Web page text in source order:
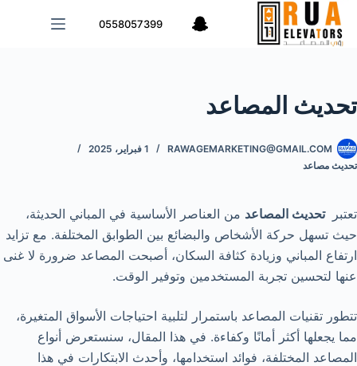
التجاوز
إلى
المحتوى
0558057399
تحديث المصاعد
RAWAGEMARKETING@GMAIL.COM
1 فبراير، 2025
تحديث مصاعد
تعتبر تحديث المصاعد من العناصر الأساسية في المباني الحديثة،
حيث تسهل حركة الأشخاص والبضائع بين الطوابق المختلفة. مع تزايد
ارتفاع المباني وزيادة كثافة السكان، أصبحت المصاعد ضرورة لا غنى
عنها لتحسين تجربة المستخدمين وتوفير الوقت.
تتطور تقنيات المصاعد باستمرار لتلبية احتياجات الأسواق المتغيرة،
مما يجعلها أكثر أمانًا وكفاءة. في هذا المقال، سنستعرض أنواع
المصاعد المختلفة، فوائد استخدامها، وأحدث الابتكارات في هذا